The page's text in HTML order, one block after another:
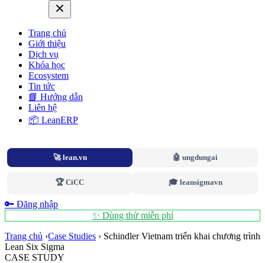
Trang chủ
Giới thiệu
Dịch vụ
Khóa học
Ecosystem
Tin tức
📘 Hướng dẫn
Liên hệ
📦 LeanERP
🚀 lean.vn 🤖 ungdungai
🏆 CiCC 🎓 leansigmavn
🔑 Đăng nhập
✨ Dùng thử miễn phí
Trang chủ ›Case Studies › Schindler Vietnam triển khai chương trình
Lean Six Sigma
CASE STUDY